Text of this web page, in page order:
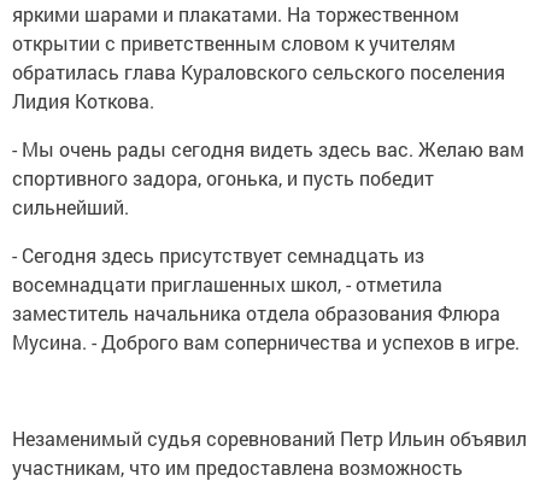
яркими шарами и плакатами. На торжественном
открытии с приветственным словом к учителям
обратилась глава Кураловского сельского поселения
Лидия Коткова.
- Мы очень рады сегодня видеть здесь вас. Желаю вам
спортивного задора, огонька, и пусть победит
сильнейший.
- Сегодня здесь присутствует семнадцать из
восемнадцати приглашенных школ, - отметила
заместитель начальника отдела образования Флюра
Мусина. - Доброго вам соперничества и успехов в игре.
Незаменимый судья соревнований Петр Ильин объявил
участникам, что им предоставлена возможность